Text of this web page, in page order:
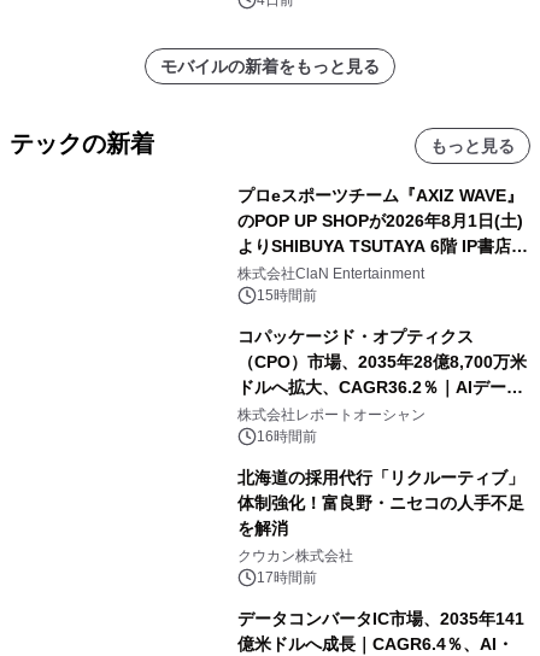
モバイルの新着をもっと見る
テックの新着 もっと見る
プロeスポーツチーム『AXIZ WAVE』
のPOP UP SHOPが2026年8月1日(土)
よりSHIBUYA TSUTAYA 6階 IP書店で
開催決定！！
株式会社ClaN Entertainment
15時間前
コパッケージド・オプティクス
（CPO）市場、2035年28億8,700万米
ドルへ拡大、CAGR36.2％｜AIデータ
センター・高速光通信需要が成長を加
速
株式会社レポートオーシャン
16時間前
北海道の採用代行「リクルーティブ」
体制強化！富良野・ニセコの人手不足
を解消
クウカン株式会社
17時間前
データコンバータIC市場、2035年141
億米ドルへ成長｜CAGR6.4％、AI・